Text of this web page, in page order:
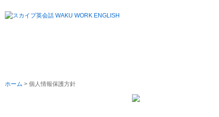
ホーム > 個人情報保護方針